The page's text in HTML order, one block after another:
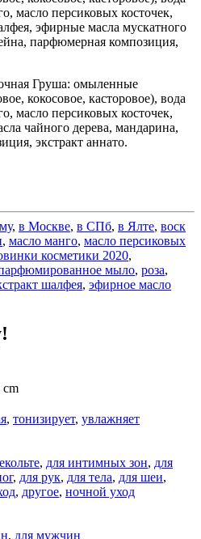
масло персиковых косточек,
эфирные масла мускатного
парфюмерная композиция,
Груша: омыленные
кокосовое, касторовое), вода
масло персиковых косточек,
чайного дерева, мандарина,
экстракт аннато.
, в Москве, в СПб, в Ялте, воск
, масло манго, масло персиковых
косметики 2020,
мыло, роза,
шалфея, эфирное масло
cm
, тонизирует, увлажняет
, для интимных зон, для
, для рук, для тела, для шеи,
, другое, ночной уход
, для мужчин